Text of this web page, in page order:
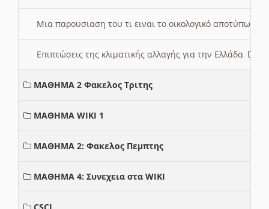
Μια παρουσιαση του τι ειναι το οικολογικό αποτύπωμα
Επιπτώσεις της κλιματικής αλλαγής για την Ελλάδα
ΜΑΘΗΜΑ 2 Φακελος Τριτης
ΜΑΘΗΜΑ WIKI 1
ΜΑΘΗΜΑ 2: Φακελος Πεμπτης
ΜΑΘΗΜΑ 4: Συνεχεια στα WIKI